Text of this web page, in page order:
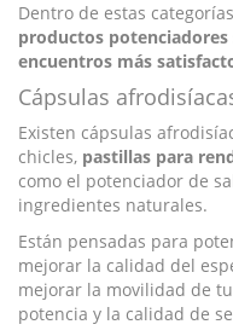
Dentro de estas
productos
encuentros más
Cápsulas
Existen cápsulas
chicles, pastillas para
como el potenciador de
ingredientes naturales.
Están pensadas para
mejorar la calidad del
mejorar la movilidad de
potencia y la calidad de